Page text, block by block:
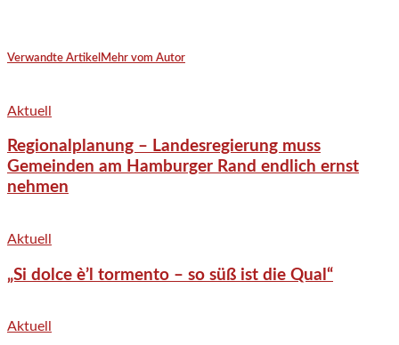
Verwandte Artikel Mehr vom Autor
Aktuell
Regionalplanung – Landesregierung muss
Gemeinden am Hamburger Rand endlich ernst
nehmen
Aktuell
„Si dolce è’l tormento – so süß ist die Qual“
Aktuell